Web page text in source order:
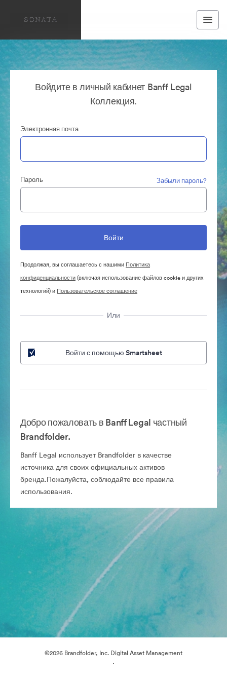
Войдите в личный кабинет Banff Legal
Коллекция.
Электронная почта
Пароль Забыли пароль?
Продолжая, вы соглашаетесь с нашими Политика
конфиденциальности(включая использование файлов cookie и других
технологий) и Пользовательское соглашение
Или
Войти с помощью Smartsheet
Добро пожаловать в Banff Legal частный
Brandfolder.
Banff Legal использует Brandfolder в качестве
источника для своих официальных активов
бренда.Пожалуйста, соблюдайте все правила
использования.
©2026 Brandfolder, Inc. Digital Asset Management
·